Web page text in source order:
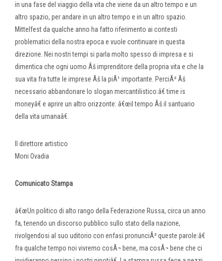
in una fase del viaggio della vita che viene da un altro tempo e un
altro spazio, per andare in un altro tempo e in un altro spazio.
Mittelfest da qualche anno ha fatto riferimento ai contesti
problematici della nostra epoca e vuole continuare in questa
direzione. Nei nostri tempi si parla molto spesso di impresa e si
dimentica che ogni uomo Ãš imprenditore della propria vita e che la
sua vita fra tutte le imprese Ãš la piÃ¹ importante. PerciÃ² Ãš
necessario abbandonare lo slogan mercantilistico:â€ time is
moneyâ€ e aprire un altro orizzonte: â€œil tempo Ãš il santuario
della vita umanaâ€.
Il direttore artistico
Moni Ovadia
Comunicato Stampa
â€œUn politico di alto rango della Federazione Russa, circa un anno
fa, tenendo un discorso pubblico sullo stato della nazione,
rivolgendosi al suo uditorio con enfasi pronunciÃ² queste parole:â€
fra qualche tempo noi vivremo cosÃ¬ bene, ma cosÃ¬ bene che ci